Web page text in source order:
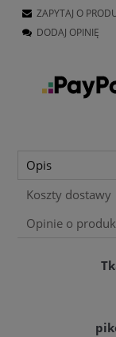
ZAPYTAJ O
DODAJ OPINIĘ
Opis
Koszty dostawy
Cena nie
Opinie o